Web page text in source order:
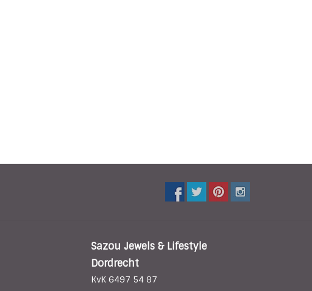
Sazou Jewels & Lifestyle
Dordrecht
KvK 6497 54 87